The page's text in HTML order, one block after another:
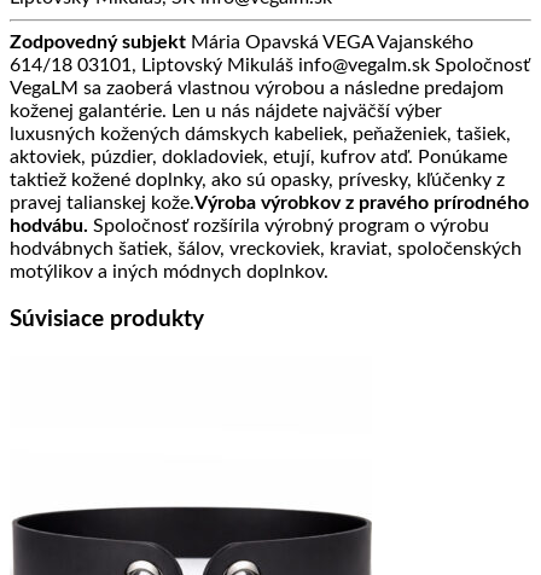
Zodpovedný subjekt Mária Opavská VEGA Vajanského
614/18 03101, Liptovský Mikuláš info@vegalm.sk Spoločnosť
VegaLM sa zaoberá vlastnou výrobou a následne predajom
koženej galantérie. Len u nás nájdete najväčší výber
luxusných kožených dámskych kabeliek, peňaženiek, tašiek,
aktoviek, púzdier, dokladoviek, etují, kufrov atď. Ponúkame
taktiež kožené doplnky, ako sú opasky, prívesky, kľúčenky z
pravej talianskej kože.Výroba výrobkov z pravého prírodného
hodvábu. Spoločnosť rozšírila výrobný program o výrobu
hodvábnych šatiek, šálov, vreckoviek, kraviat, spoločenských
motýlikov a iných módnych doplnkov.
Súvisiace produkty